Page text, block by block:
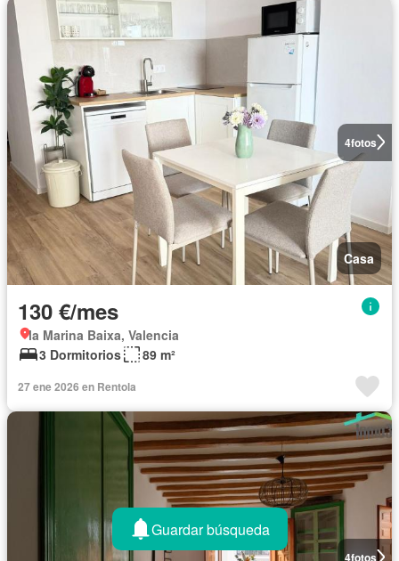
4fotos
Casa
130 €/mes
la Marina Baixa, Valencia
3 Dormitorios
89 m²
27 ene 2026 en Rentola
4fotos
Guardar búsqueda